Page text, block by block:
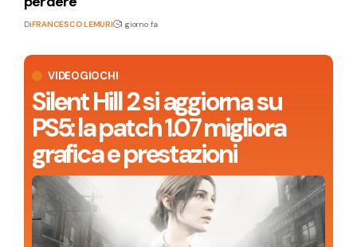
VIDEOGIOCHI
Silent Hill 2 si aggiorna su
PS5: la patch 1.07 migliora
grafica e prestazioni
DiFRANCESCO LEMURI 1 giorno fa